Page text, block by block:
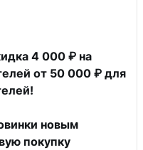
4 000 ₽ на
от 50 000 ₽ для
новым
покупку